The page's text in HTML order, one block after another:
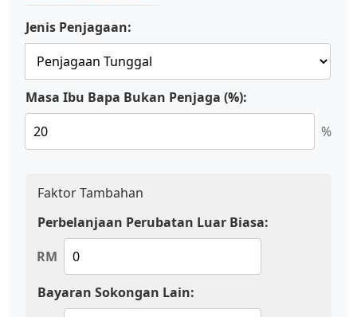
Jenis Penjagaan:
Masa Ibu Bapa Bukan Penjaga (%):
%
Faktor Tambahan
Perbelanjaan Perubatan Luar Biasa:
RM
Bayaran Sokongan Lain: